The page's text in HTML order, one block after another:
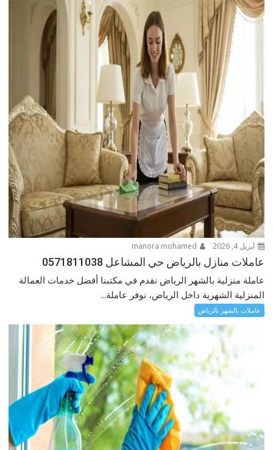
أبريل 4, 2026
عاملات منازل بالرياض حي المشاعل 0571811038
عاملة منزلية بالشهر الرياض نقدم في مكتبنا أفضل خدمات العمالة
المنزلية الشهرية داخل الرياض، نوفر عاملة...
عاملات بالشهر بالرياض